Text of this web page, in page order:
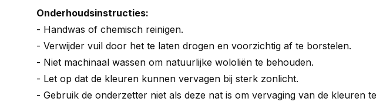
Onderhoudsinstructies:
- Handwas of chemisch reinigen.
- Verwijder vuil door het te laten drogen en voorzichtig af te borstelen.
- Niet machinaal wassen om natuurlijke wololiën te behouden.
- Let op dat de kleuren kunnen vervagen bij sterk zonlicht.
- Gebruik de onderzetter niet als deze nat is om vervaging van de kleuren te